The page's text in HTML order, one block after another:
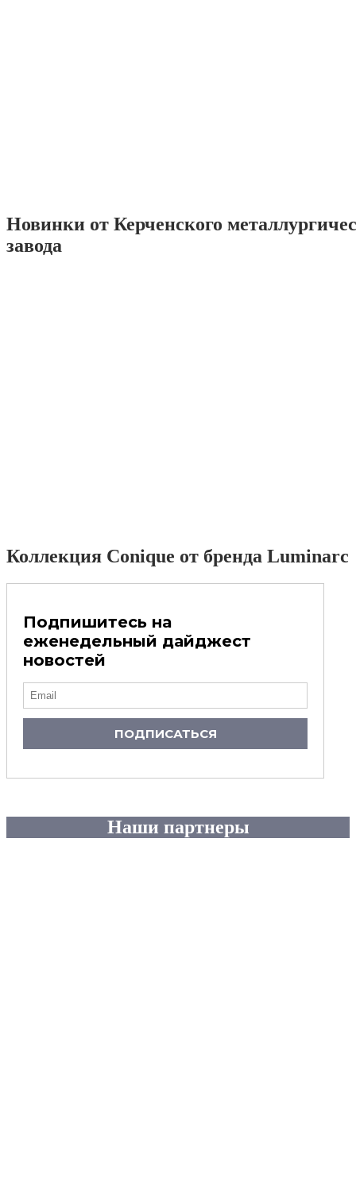
Новинки от Керченского
завода
Коллекция Conique от бренда Luminarc
Подпишитесь на
еженедельный дайджест
новостей
ПОДПИСАТЬСЯ
Наши партнеры